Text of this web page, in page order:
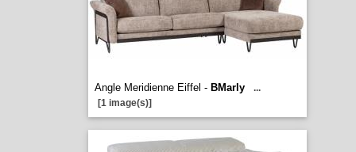
Angle Meridienne Eiffel - BMarly
...
[1 image(s)]